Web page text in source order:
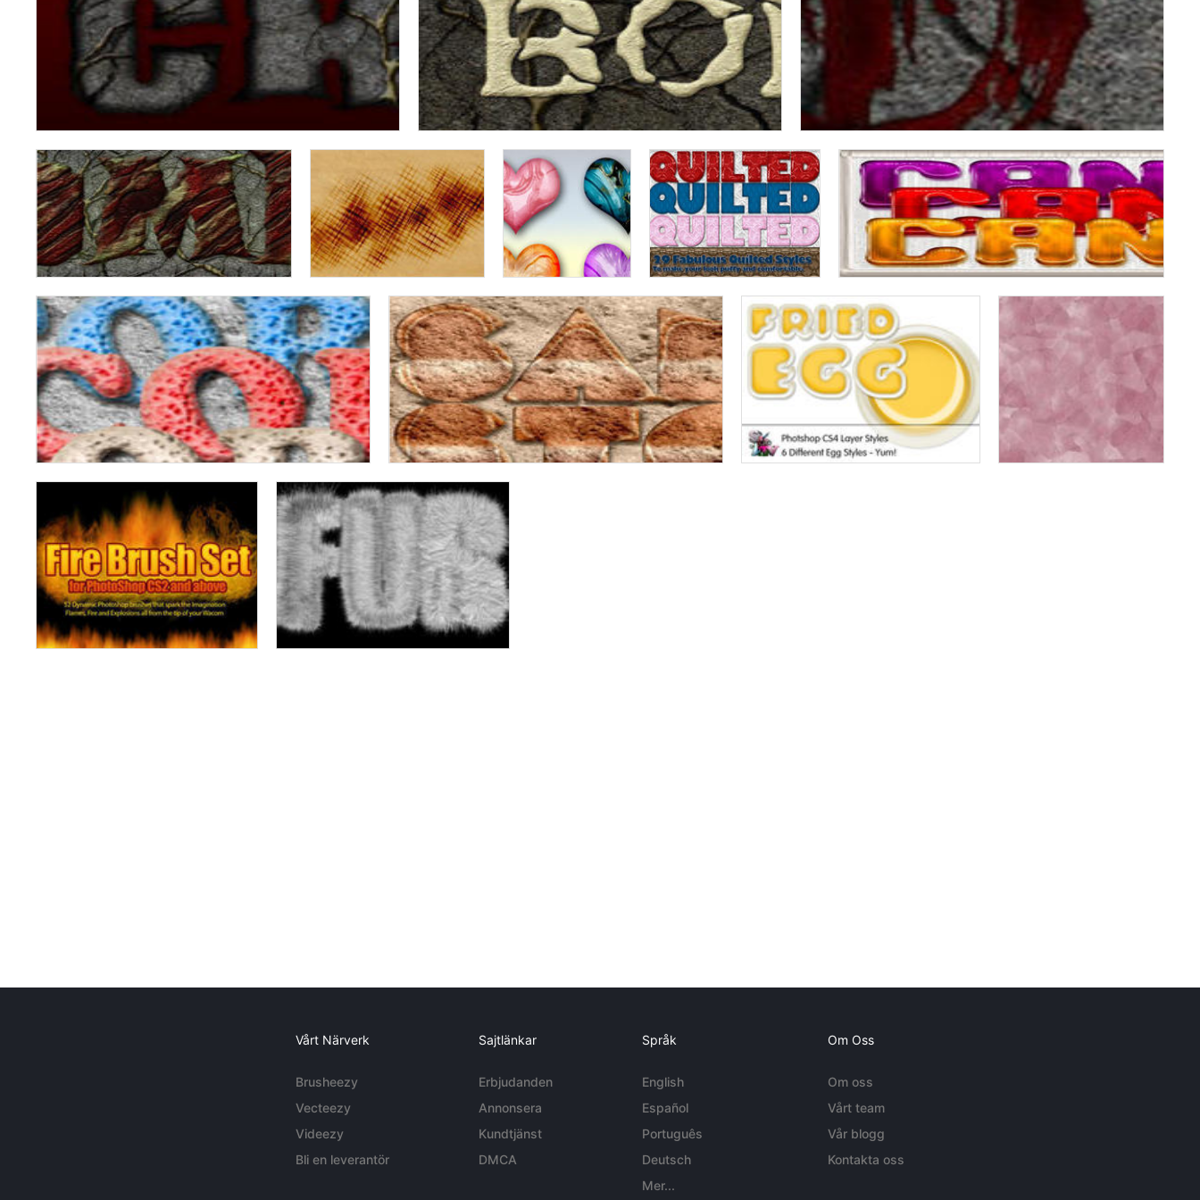
Vårt Närverk
Brusheezy
Vecteezy
Videezy
Bli en leverantör
Sajtlänkar
Erbjudanden
Annonsera
Kundtjänst
DMCA
Språk
English
Español
Português
Deutsch
Mer...
Om Oss
Om oss
Vårt team
Vår blogg
Kontakta oss